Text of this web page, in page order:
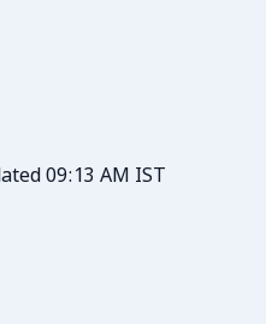
09:13 AM IST